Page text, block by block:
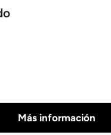
Más información